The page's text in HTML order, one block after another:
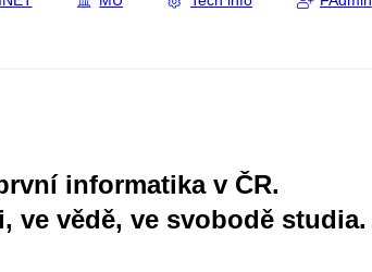
informatika v ČR.
ve vědě, ve svobodě studia.